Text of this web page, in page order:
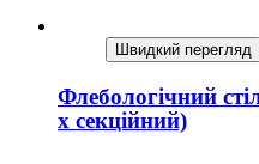
Швидкий перегляд
Флебологічний
х секційний)